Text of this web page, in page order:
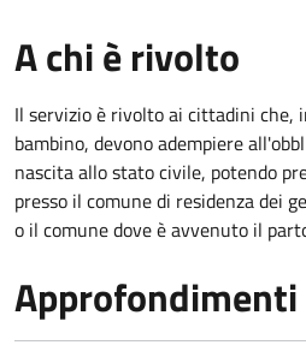
A chi è rivolto
Il servizio è rivolto ai cittadini che,
bambino, devono adempiere
nascita allo stato civile, potendo
presso il comune di residenza dei
o il comune dove è avvenuto il
Approfondimenti